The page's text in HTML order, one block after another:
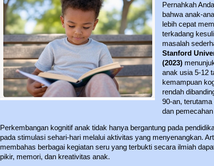
Pernahkah
bahwa anak-
lebih cepat
terkadang
masalah
Stanford
(2023)
anak usia 5-12
kemampuan
rendah
90-an,
dan
Perkembangan kognitif anak tidak hanya bergantung pada
pada stimulasi sehari-hari melalui aktivitas yang menyenangkan.
membahas berbagai kegiatan seru yang terbukti secara ilmiah
pikir, memori, dan kreativitas anak.